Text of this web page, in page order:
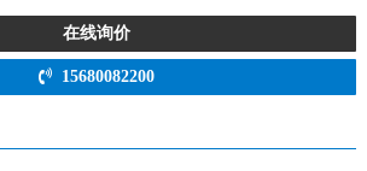
在线询价
15680082200